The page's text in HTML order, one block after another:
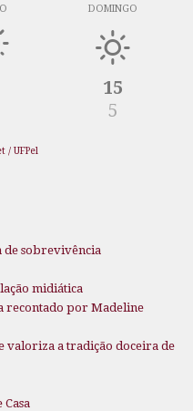
DOMINGO
15
5
/ UFPel
de sobrevivência
midiática
recontado por Madeline
valoriza a tradição doceira de